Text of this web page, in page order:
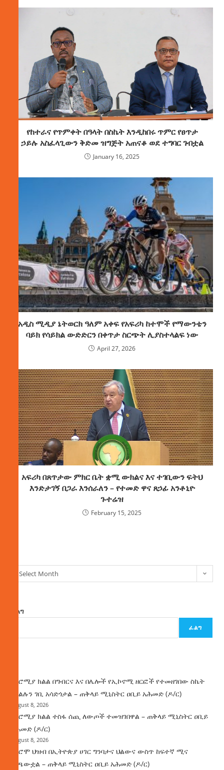
የከተራና የጥምቀት በዓላት በስኬት እንዲከበሩ ጥምር የፀጥታ
ኃይሉ አስፈላጊውን ቅድመ ዝግጅት አጠናቆ ወደ ተግባር ገብቷል
January 16, 2025
አዲስ ሚዲያ ኔትወርክ ዓለም አቀፍ የአፍሪካ ከተሞች የማውንቴን
ባይክ የሳይክል ውድድርን በቀጥታ ስርጭት ሊያስተላልፍ ነው
April 27, 2026
አፍሪካ በጸጥታው ምክር ቤት ቋሚ ውክልና እና ተገቢውን ፍትህ
እንድታገኝ በጋራ እንሰራለን – የተመድ ዋና ጸኃፊ አንቶኒዮ
ጉተሬዝ
February 15, 2025
Select Month
ፈልግ
ፈልግ
በኦሮሚያ ክልል በግብርና እና በሌሎች የኢኮኖሚ ዘርፎች የተመዘገበው ስኬት
የክልሉን ገቢ አሳድጎታል – ጠቅላይ ሚኒስትር ዐቢይ አሕመድ (ዶ/ር)
August 8, 2026
በኦሮሚያ ክልል ተስፋ ሰጪ ለውጦች ተመዝገበዋል – ጠቅላይ ሚኒስትር ዐቢይ
አሕመድ (ዶ/ር)
August 8, 2026
የኦሮሞ ህዝብ በኢትዮጵያ ሀገር ግንባታና ህልውና ውስጥ ከፍተኛ ሚና
ተጫውቷል – ጠቅላይ ሚኒስትር ዐቢይ አሕመድ (ዶ/ር)